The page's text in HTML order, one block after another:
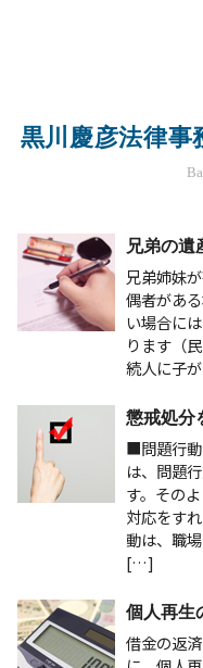
黒川慶彦法律事
兄弟の遺
兄弟姉妹
偶者があ
い場合に
ります（
続人に子
懲戒処分
■問題行動
は、問題
す。その
対応をす
動は、職
[…]
個人再生
借金の返